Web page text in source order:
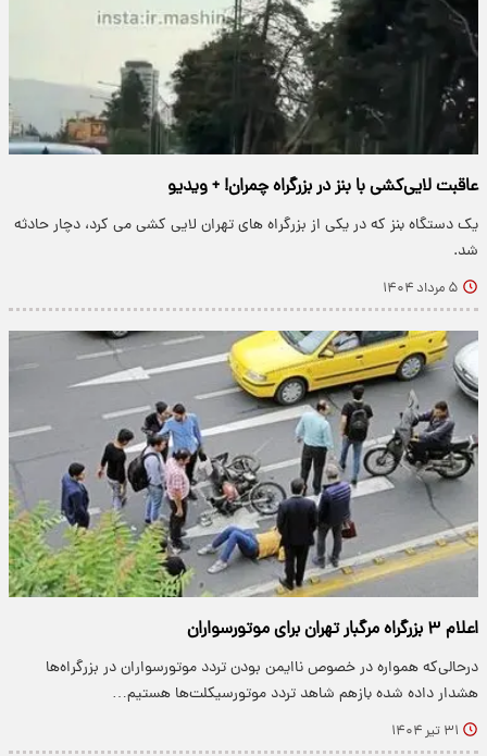
عاقبت لایی‌کشی با بنز در بزرگراه چمران! + ویدیو
یک دستگاه بنز که در یکی از بزرگراه های تهران لایی کشی می کرد، دچار حادثه
شد.
۵ مرداد ۱۴۰۴
اعلام ۳ بزرگراه مرگبار تهران برای موتورسواران
درحالی‌که همواره در خصوص ناایمن بودن تردد موتورسواران در بزرگراه‌ها
هشدار داده شده بازهم شاهد تردد موتورسیکلت‌ها هستیم…
۳۱ تیر ۱۴۰۴